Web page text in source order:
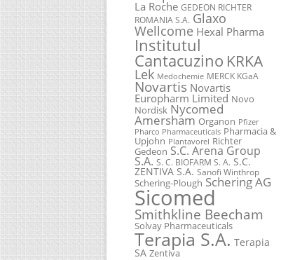
La Roche GEDEON RICHTER
ROMANIA S.A. Glaxo
Wellcome Hexal Pharma
Institutul
Cantacuzino KRKA
Lek Medochemie MERCK KGaA
Novartis Novartis
Europharm Limited Novo
Nordisk Nycomed
Amersham Organon Pfizer
Pharco Pharmaceuticals Pharmacia &
Upjohn Plantavorel Richter
Gedeon S.C. Arena Group
S.A. S. C. BIOFARM S. A. S.C.
ZENTIVA S.A. Sanofi Winthrop
Schering-Plough Schering AG
Sicomed
Smithkline Beecham
Solvay Pharmaceuticals
Terapia S.A. Terapia
SA Zentiva